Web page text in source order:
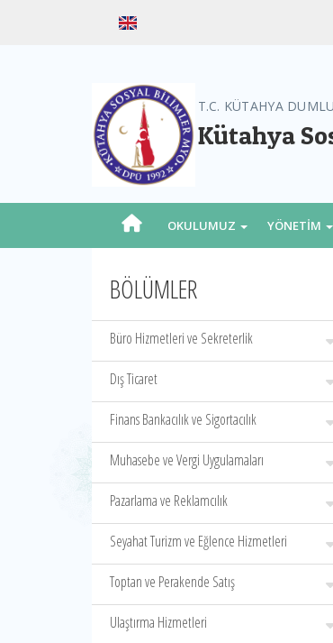
T.C. KÜTAHYA
Kütahya
OKULUMUZ YÖNETİM
BÖLÜMLER
Büro Hizmetleri ve Sekreterlik
Dış Ticaret
Finans Bankacılık ve Sigortacılık
Muhasebe ve Vergi Uygulamaları
Pazarlama ve Reklamcılık
Seyahat Turizm ve Eğlence Hizmetleri
Toptan ve Perakende Satış
Ulaştırma Hizmetleri